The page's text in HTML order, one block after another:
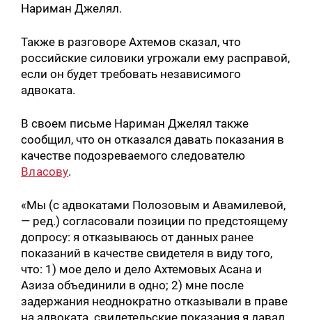
Нариман Джелял.
Также в разговоре Ахтемов сказал, что
российские силовики угрожали ему расправой,
если он будет требовать независимого
адвоката.
В своем письме Нариман Джелял также
сообщил, что он отказался давать показания в
качестве подозреваемого следователю
Власову.
«Мы (с адвокатами Полозовым и Авамилевой,
— ред.) согласовали позиции по предстоящему
допросу: я отказываюсь от данных ранее
показаний в качестве свидетеля в виду того,
что: 1) мое дело и дело Ахтемовых Асана и
Азиза объединили в одно; 2) мне после
задержания неоднократно отказывали в праве